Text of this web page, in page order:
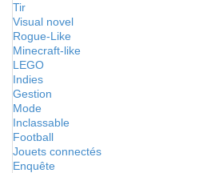
Tir
Visual novel
Rogue-Like
Minecraft-like
LEGO
Indies
Gestion
Mode
Inclassable
Football
Jouets connectés
Enquête